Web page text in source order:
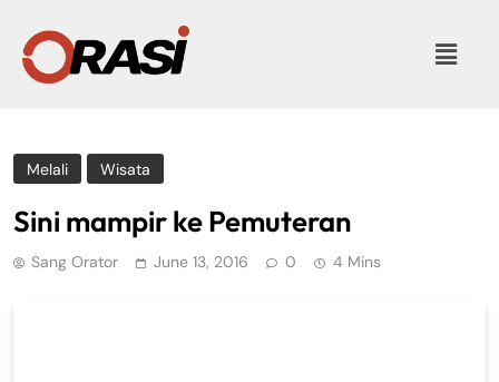
Melali Wisata
Sini mampir ke Pemuteran
Sang Orator June 13, 2016 0 4 Mins